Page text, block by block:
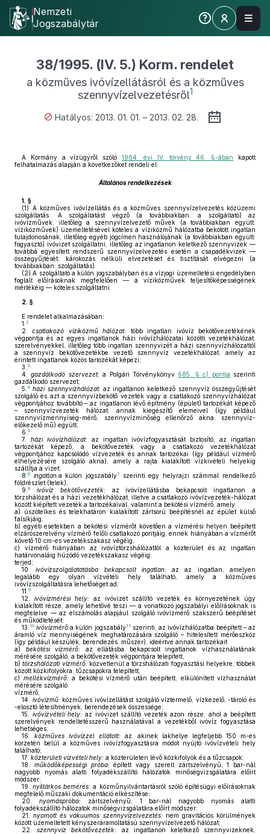
Nemzeti
Jogszabálytár
38/1995. (IV. 5.) Korm. rendelet
a közműves ivóvízellátásról és a közműves
szennyvízelvezetésről1
Hatályos: 2013. 01. 01. – 2013. 02. 28.
A Kormány a vízügyről szóló1964. évi IV. törvény 46. §-ában kapott
felhatalmazás alapján a következőket rendeli el:
Általános rendelkezések
1. §
(1) A közműves ivóvízellátás és a közműves szennyvízelvezetés közüzemi
szolgáltatás. A szolgáltatást végző (a továbbiakban: a szolgáltató) az
ivóvízművek, illetőleg a szennyvízelvezető művek (a továbbiakban együtt:
víziközművek) üzemeltetésével köteles a víziközmű hálózatba bekötött ingatlan
tulajdonosának, illetőleg egyéb jogcímen használójának (a továbbiakban együtt:
fogyasztó) ivóvizet szolgáltatni, illetőleg az ingatlanon keletkező szennyvizek —
továbbá egyesített rendszerű szennyvízelvezetés esetén a csapadékvizek —
összegyűjtését, károkozás nélküli elvezetését és tisztítását elvégezni (a
továbbiakban: szolgáltatás).
(2) A szolgáltató a külön jogszabályban és a vízjogi üzemeltetési engedélyben
foglalt előírásoknak megfelelően — a víziközművek teljesítőképességének
mértékéig — köteles szolgáltatni.
2. §
E rendelet alkalmazásában:
1. 2
2. csatlakozó víziközmű hálózat: több ingatlan ivóvíz bekötővezetékének
végpontja és az egyes ingatlanok házi ivóvízhálózatai közötti vezetékhálózat,
szerelvényekkel, illetőleg több ingatlan szennyvizét a házi szennyvízhálózattól
a szennyvíz bekötővezetékbe vezető szennyvíz vezetékhálózat, amely az
érintett ingatlanok közös tartozékát képezi;
3. 3
4. gazdálkodó szervezet:a Polgári Törvénykönyv 685. §c) pontja szerinti
gazdálkodó szervezet;
5. 4 házi szennyvízhálózat:az ingatlanon keletkező szennyvíz összegyűjtését
szolgáló és azt a szennyvízbekötő vezeték vagy a csatlakozó szennyvízhálózat
végpontjához továbbító – az ingatlanon lévő építmény (épület) tartozékát képező
– szennyvízvezeték hálózat, annak kiegészítő elemeivel (így például
szennyvízmennyiség-mérő, szennyvízminőség ellenőrző akna, szennyvíz-
előkezelő mű) együtt;
6. 5
7. házi ivóvízhálózat:az ingatlan ivóvízfogyasztását biztosító, az ingatlan
tartozékát képező, a bekötővezeték vagy a csatlakozó vezetékhálózat
végpontjához kapcsolódó vízvezeték és annak tartozékai (így például vízmérő
elhelyezésére szolgáló akna), amely a rajta kialakított vízkivételi helyekig
szállítja a vizet;
8. 6 ingatlan:a külön jogszabály7szerinti egy helyrajzi számmal rendelkező
földrészlet (telek);
9. 8 ivóvíz bekötővezeték:az ivóvízellátásba bekapcsolt ingatlanon a
törzshálózat és a házi vezetékhálózat, illetve a csatlakozó ivóvízvezeték-hálózat
között kiépített vezeték a tartozékaival, valamint a bekötési vízmérő, amely
a) úszótelkes és telekhatáron kialakított zártsorú beépítésnél az épület külső
falsíkjáig,
b) egyéb esetekben a bekötési vízmérőt követően a vízmérési helyen beépített
elzárószerelvény vízmérő felőli csatlakozó pontjáig, ennek hiányában a vízmérőt
követő 10 cm-es vezetékszakasz végéig,
c) vízmérő hiányában az ivóvíztörzshálózattól a közterület és az ingatlan
határvonaláig húzódó vezetékszakasz végéig
terjed;
10.
ivóvízszolgálatatásba bekapcsolt ingatlan:az az ingatlan, amelyen
legalább egy olyan vízvételi hely található, amely a közműves
ivóvízszolgáltatásra lehetőséget ad;
11. 9
12. ivóvízmérési hely: az ivóvizet szállító vezeték és környezetének úgy
kialakított része, amely lehetővé teszi — a vonatkozó jogszabályi előírásoknak is
megfelelve — az elszámolás alapjául szolgáló ivóvízmérő szakszerű beépítését
és működtetését;
13. 10 ivóvízmérő:a külön jogszabály11 szerinti, az ivóvízhálózatba beépített – az
áramló víz mennyiségének meghatározására szolgáló – hitelesített mérőeszköz
(így például készülék, berendezés, műszer), ideértve annak tartozékait
a)
bekötési vízmérő: az ellátásba bekapcsolt ingatlanok vízhasználatának
mérésére szolgáló, a bekötővezeték végpontjára telepített,
b) törzshálózati vízmérő:közvetlenül a törzshálózati fogyasztási helyekre, többek
között közkifolyókra, tűzcsapokra telepített,
c) mellékvízmérő:a bekötési vízmérő után beépített, elkülönített vízhasználat
mérésére szolgáló
vízmérő;
14.
ivóvízmű:közműves ivóvízellátást szolgáló víztermelő, vízkezelő, -tároló és
-elosztó létesítmények, berendezések összessége;
15.
ivóvízvételi hely: az ivóvizet szállító vezeték azon része, ahol a beépített
szerelvények rendeltetésszerű használatával a vezetékből ivóvíz fogyasztása
lehetséges;
16.
közműves ivóvízzel ellátott:az, akinek lakhelye legfeljebb 150 m-es
körzetén belül a közműves ivóvízfogyasztásra módot nyújtó ivóvízvételi hely
található;
17. közterületi vízvételi hely: a közterületen lévő közkifolyók és a tűzcsapok;
18.
működőképességi próba:épített vagy szerelt zártszelvényű, 1 bar-nál
nagyobb nyomás alatti folyadékszállító hálózatok minőségvizsgálatára előírt
módszer;
19.
nyíltárkos bemérés: a közműnyilvántartásról szóló építésügyi előírásoknak
megfelelő műszaki dokumentáció elkészítése;
20.
nyomáspróba:zártszelvényű, 1 bar-nál nagyobb nyomás alatti
folyadékszállító hálózatok minőségvizsgálatára előírt módszer;
21.
nyomott és vákuumos szennyvízelvezetés:nem gravitációs körülmények
között üzemeltetett kényszeráramoltatású szennyvízelvezető hálózat;
22.
szennyvíz bekötővezeték: az ingatlanon keletkező szennyvizeknek,